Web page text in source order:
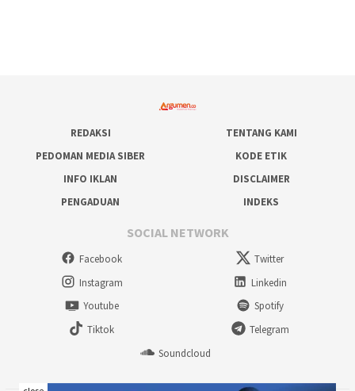
REDAKSI
TENTANG KAMI
PEDOMAN MEDIA SIBER
KODE ETIK
INFO IKLAN
DISCLAIMER
PENGADUAN
INDEKS
SOCIAL NETWORK
Facebook
Twitter
Instagram
Linkedin
Youtube
Spotify
Tiktok
Telegram
Soundcloud